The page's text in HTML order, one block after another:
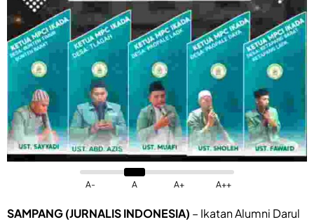
A- A A+ A++
SAMPANG (JURNALIS INDONESIA) – Ikatan Alumni Darul